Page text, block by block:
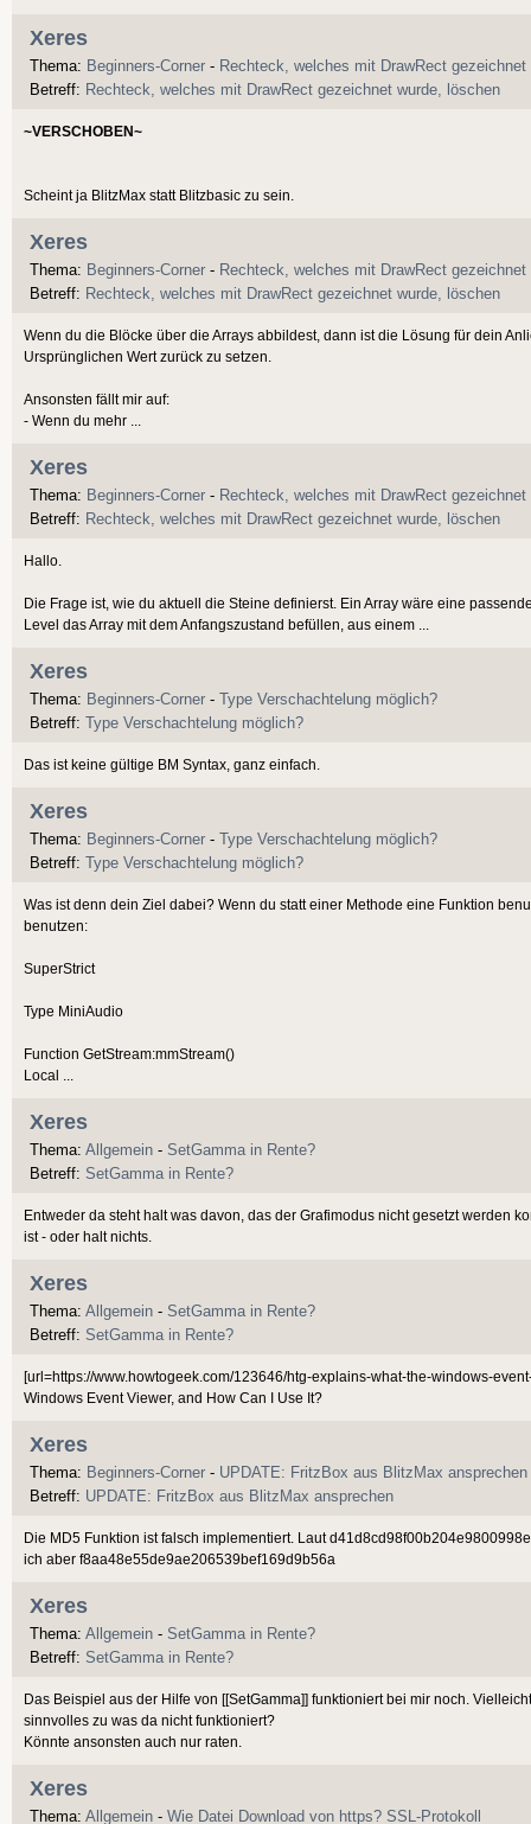
Xeres
Thema: Beginners-Corner - Rechteck, welches mit DrawRect
Betreff: Rechteck, welches mit DrawRect gezeichnet wurde, löschen
~VERSCHOBEN~
Scheint ja BlitzMax statt Blitzbasic zu sein.
Xeres
Thema: Beginners-Corner - Rechteck, welches mit DrawRect
Betreff: Rechteck, welches mit DrawRect gezeichnet wurde, löschen
Wenn du die Blöcke über die Arrays abbildest, dann ist die Lösung für dein
Ursprünglichen Wert zurück zu setzen.
Ansonsten fällt mir auf:
- Wenn du mehr ...
Xeres
Thema: Beginners-Corner - Rechteck, welches mit DrawRect
Betreff: Rechteck, welches mit DrawRect gezeichnet wurde, löschen
Hallo.
Die Frage ist, wie du aktuell die Steine definierst. Ein Array wäre eine
Level das Array mit dem Anfangszustand befüllen, aus einem ...
Xeres
Thema: Beginners-Corner - Type Verschachtelung möglich?
Betreff: Type Verschachtelung möglich?
Das ist keine gültige BM Syntax, ganz einfach.
Xeres
Thema: Beginners-Corner - Type Verschachtelung möglich?
Betreff: Type Verschachtelung möglich?
Was ist denn dein Ziel dabei? Wenn du statt einer Methode eine Funktion
benutzen:
SuperStrict
Type MiniAudio
Function GetStream:mmStream()
Local ...
Xeres
Thema: Allgemein - SetGamma in Rente?
Betreff: SetGamma in Rente?
Entweder da steht halt was davon, das der Grafimodus nicht gesetzt werden
ist - oder halt nichts.
Xeres
Thema: Allgemein - SetGamma in Rente?
Betreff: SetGamma in Rente?
[url=https://www.howtogeek.com/123646/htg-explains-what-the-windows-
Windows Event Viewer, and How Can I Use It?
Xeres
Thema: Beginners-Corner - UPDATE: FritzBox aus BlitzMax ansprechen
Betreff: UPDATE: FritzBox aus BlitzMax ansprechen
Die MD5 Funktion ist falsch implementiert. Laut
ich aber f8aa48e55de9ae206539bef169d9b56a
Xeres
Thema: Allgemein - SetGamma in Rente?
Betreff: SetGamma in Rente?
Das Beispiel aus der Hilfe von [[SetGamma]] funktioniert bei mir noch.
sinnvolles zu was da nicht funktioniert?
Könnte ansonsten auch nur raten.
Xeres
Thema: Allgemein - Wie Datei Download von https? SSL-Protokoll